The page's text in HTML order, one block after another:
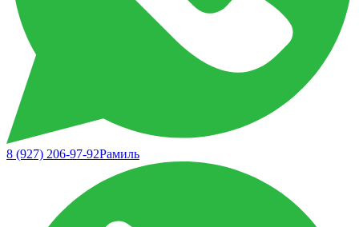
8 (927) 206-97-92Рамиль